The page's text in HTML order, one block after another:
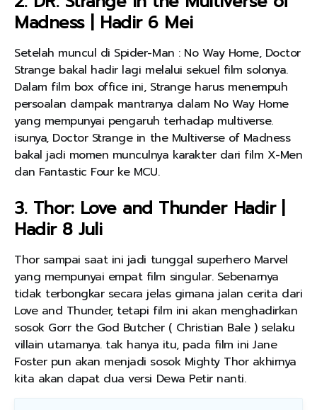
Madness | Hadir 6 Mei
Setelah muncul di Spider-Man : No Way Home, Doctor
Strange bakal hadir lagi melalui sekuel film solonya.
Dalam film box office ini, Strange harus menempuh
persoalan dampak mantranya dalam No Way Home
yang mempunyai pengaruh terhadap multiverse.
isunya, Doctor Strange in the Multiverse of Madness
bakal jadi momen munculnya karakter dari film X-Men
dan Fantastic Four ke MCU.
3. Thor: Love and Thunder Hadir |
Hadir 8 Juli
Thor sampai saat ini jadi tunggal superhero Marvel
yang mempunyai empat film singular. Sebenarnya
tidak terbongkar secara jelas gimana jalan cerita dari
Love and Thunder, tetapi film ini akan menghadirkan
sosok Gorr the God Butcher ( Christian Bale ) selaku
villain utamanya. tak hanya itu, pada film ini Jane
Foster pun akan menjadi sosok Mighty Thor akhirnya
kita akan dapat dua versi Dewa Petir nanti.